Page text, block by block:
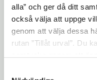
alla” och ger då ditt
också välja att uppge
genom att välja dessa
rutan ”Tillåt urval”. Du
I år kommer vi att
jobb på grund av
prioriteras utifrån
första hand.
för att sedan